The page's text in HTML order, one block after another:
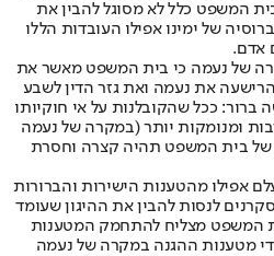
המשפט כלל לא מסוגל להבין את
של ימינו אפילו העובדות הללו
אדם.
של נעמה כי בית המשפט מאשר את
את נעמה ואת גזר הדין לשבע
ככל שהקובלנות על אי חוקיותו
ומנומקות יותר (במקרה של נעמה
תגובתו של בית המשפט תהיה קצרה וחסרת
אפילו מהטענות הישירות והברורות
לנסות להבין את ההיגון שעומד
המשפט מצליח להתחמק המטענות
מטענות ההגנה במקרה של נעמה